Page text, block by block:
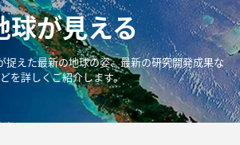
球が見える
捉えた最新の地球の姿、最新の研究開発成果な
どを詳しくご紹介します。